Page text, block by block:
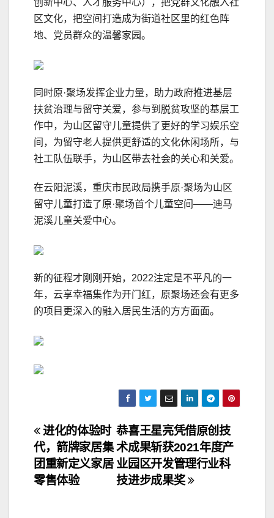
创新中心、人才服务中心），把党群文化融入社
区文化，把空间打造成为街道社区里的红色阵
地、党员群众的温馨家园。
同时原·聚场发挥企业力量，助力政府推进基层
扶贫治理与留守关爱，参与到脱贫攻坚的基层工
作中，为山区留守儿童提供了更好的学习娱乐空
间，为留守老人提供更舒适的文化休闲场所，与
社工队伍联手，为山区带去社会的关心和关爱。
在云阳泥溪，重庆市民政局携手原·聚场为山区
留守儿童打造了原·聚场首个儿童空间——迪马
泥溪儿童关爱中心。
新的征程才刚刚开始，2022注定是不平凡的一
年，云享幸福集作为开门红，原聚场还会有更多
的项目更深入的融入居民生活的方方面面。
文
章
导
恭喜王星亮凭借原创技
术成果斩获2021年度产
业园区开发管理行业科
技进步成果奖
进化的体验时
代，箭牌家居集
团重新定义家居
零售体验